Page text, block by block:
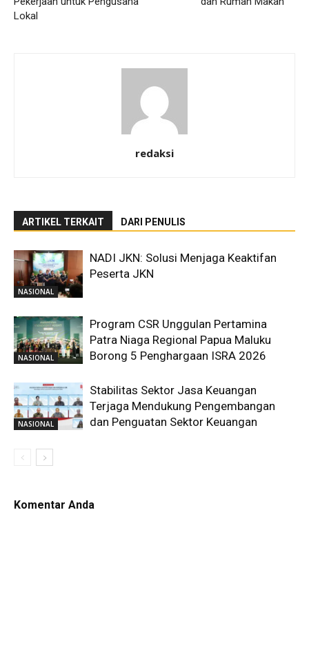
Lokal
redaksi
ARTIKEL TERKAIT DARI PENULIS
NASIONAL
NADI JKN: Solusi Menjaga Keaktifan
Peserta JKN
NASIONAL
Program CSR Unggulan Pertamina
Patra Niaga Regional Papua Maluku
Borong 5 Penghargaan ISRA 2026
NASIONAL
Stabilitas Sektor Jasa Keuangan
Terjaga Mendukung Pengembangan
dan Penguatan Sektor Keuangan
Komentar Anda